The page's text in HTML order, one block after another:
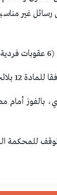
رسائل غير
الدولي.
بالفوز
للمحكمة